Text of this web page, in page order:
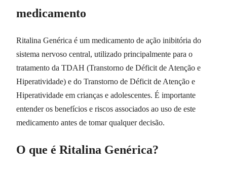
medicamento
Ritalina Genérica é um medicamento de ação inibitória do
sistema nervoso central, utilizado principalmente para o
tratamento da TDAH (Transtorno de Déficit de Atenção e
Hiperatividade) e do Transtorno de Déficit de Atenção e
Hiperatividade em crianças e adolescentes. É importante
entender os benefícios e riscos associados ao uso de este
medicamento antes de tomar qualquer decisão.
O que é Ritalina Genérica?